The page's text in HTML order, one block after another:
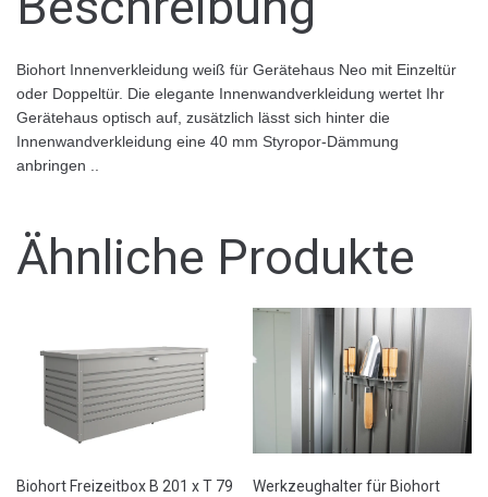
Biohort Innenverkleidung weiß für Gerätehaus Neo mit Einzeltür
oder Doppeltür. Die elegante Innenwandverkleidung wertet Ihr
Gerätehaus optisch auf, zusätzlich lässt sich hinter die
Innenwandverkleidung eine 40 mm Styropor-Dämmung
anbringen ..
Ähnliche Produkte
Biohort Freizeitbox B 201 x T 79
Werkzeughalter für Biohort